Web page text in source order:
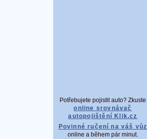
Potřebujete pojistit auto? Zkuste
online srovnávač
autopojištění Klik.cz
Povinné ručení na váš vůz
online a během pár minut.